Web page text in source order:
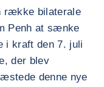
række bilaterale
Penh at sænke
i kraft den 7. juli
der blev
denne nye